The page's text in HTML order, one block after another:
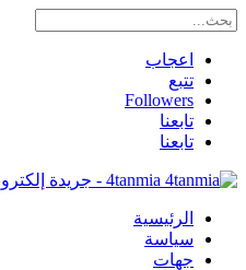
اعجاب
تتبع
Followers
تابعنا
تابعنا
4tanmia - جريدة إلكترونية مغربية مستقلة
الرئيسية
سياسة
جهات